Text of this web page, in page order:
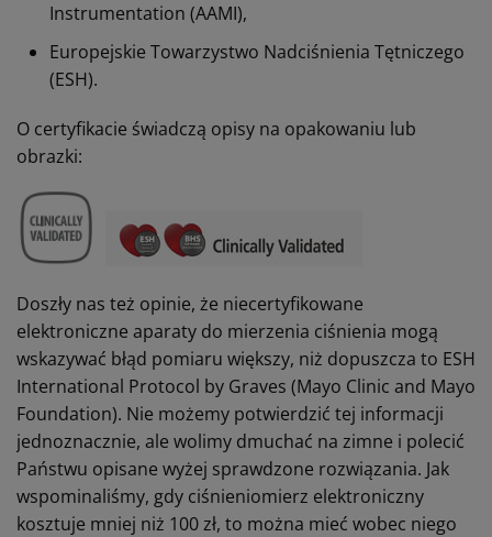
Instrumentation (AAMI),
Europejskie Towarzystwo Nadciśnienia Tętniczego
(ESH).
O certyfikacie świadczą opisy na opakowaniu lub
obrazki:
Doszły nas też opinie, że niecertyfikowane
elektroniczne aparaty do mierzenia ciśnienia mogą
wskazywać błąd pomiaru większy, niż dopuszcza to ESH
International Protocol by Graves (Mayo Clinic and Mayo
Foundation). Nie możemy potwierdzić tej informacji
jednoznacznie, ale wolimy dmuchać na zimne i polecić
Państwu opisane wyżej sprawdzone rozwiązania. Jak
wspominaliśmy, gdy ciśnieniomierz elektroniczny
kosztuje mniej niż 100 zł, to można mieć wobec niego